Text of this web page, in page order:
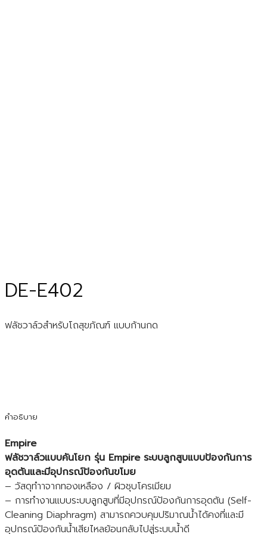
DE-E402
Empire
ฟลัชวาล์วแบบคันโยก รุ่น Empire ระบบลูกสูบแบบป้องกันการ
อุดตันและมีอุปกรณ์ป้องกันขโมย
– วัสดุทำาจากทองเหลือง / ผิวชุบโครเมียม
– การทำงานแบบระบบลูกสูบที่มีอุปกรณ์ป้องกันการอุดตัน (Self-
Cleaning Diaphragm) สามารถควบคุมปริมาณน้ำได้คงที่และมี